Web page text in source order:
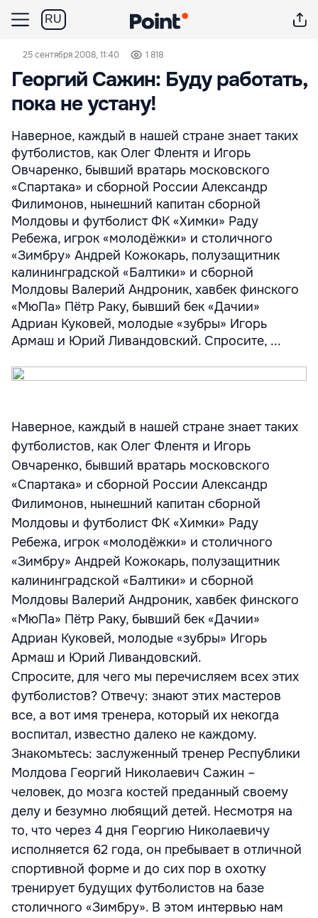
RU
25 сентября 2008, 11:40 1 818
Георгий Сажин: Буду работать,
пока не устану!
Наверное, каждый в нашей стране знает таких
футболистов, как Олег Флентя и Игорь
Овчаренко, бывший вратарь московского
«Спартака» и сборной России Александр
Филимонов, нынешний капитан сборной
Молдовы и футболист ФК «Химки» Раду
Ребежа, игрок «молодёжки» и столичного
«Зимбру» Андрей Кожокарь, полузащитник
калининградской «Балтики» и сборной
Молдовы Валерий Андроник, хавбек финского
«МюПа» Пётр Раку, бывший бек «Дачии»
Адриан Куковей, молодые «зубры» Игорь
Армаш и Юрий Ливандовский. Спросите, ...
Наверное, каждый в нашей стране знает таких
футболистов, как Олег Флентя и Игорь
Овчаренко, бывший вратарь московского
«Спартака» и сборной России Александр
Филимонов, нынешний капитан сборной
Молдовы и футболист ФК «Химки» Раду
Ребежа, игрок «молодёжки» и столичного
«Зимбру» Андрей Кожокарь, полузащитник
калининградской «Балтики» и сборной
Молдовы Валерий Андроник, хавбек финского
«МюПа» Пётр Раку, бывший бек «Дачии»
Адриан Куковей, молодые «зубры» Игорь
Армаш и Юрий Ливандовский.
Спросите, для чего мы перечисляем всех этих
футболистов? Отвечу: знают этих мастеров
все, а вот имя тренера, который их некогда
воспитал, известно далеко не каждому.
Знакомьтесь: заслуженный тренер Республики
Молдова Георгий Николаевич Сажин –
человек, до мозга костей преданный своему
делу и безумно любящий детей. Несмотря на
то, что через 4 дня Георгию Николаевичу
исполняется 62 года, он пребывает в отличной
спортивной форме и до сих пор в охотку
тренирует будущих футболистов на базе
столичного «Зимбру». В этом интервью нам